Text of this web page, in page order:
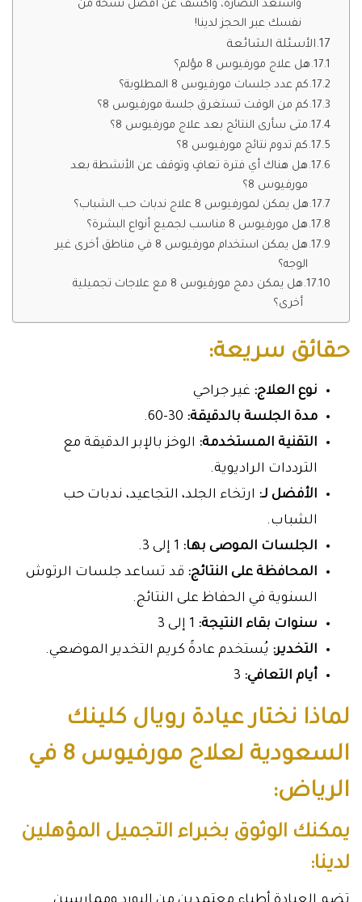
واستعد النضارة، واكشف عن أفضل نسخة من
نفسك عبر الحجز لدينا!
الأسئلة الشائعة
هل علاج مورفيوس 8 مؤلم؟
كم عدد جلسات مورفيوس 8 المطلوبة؟
كم من الوقت تستغرق جلسة مورفيوس 8؟
متى سأرى النتائج بعد علاج مورفيوس 8؟
كم تدوم نتائج مورفيوس 8؟
هل هناك أي فترة تعافٍ وتوقف عن الأنشطة بعد
مورفيوس 8؟
هل يمكن لمورفيوس 8 علاج ندبات حب الشباب؟
هل مورفيوس 8 مناسب لجميع أنواع البشرة؟
هل يمكن استخدام مورفيوس 8 في مناطق أخرى غير
الوجه؟
هل يمكن دمج مورفيوس 8 مع علاجات تجميلية
أخرى؟
حقائق سريعة:
نوع العلاج: غير جراحي
مدة الجلسة بالدقيقة:
التقنية المستخدمة: الوخز بالإبر الدقيقة مع
الترددات الراديوية.
الأفضل لـ: ارتخاء الجلد، التجاعيد، ندبات حب
الشباب.
الجلسات الموصى بها:
المحافظة على النتائج: قد تساعد جلسات الرتوش
السنوية في الحفاظ على النتائج.
سنوات بقاء النتيجة:
التخدير: يُستخدم عادةً كريم التخدير الموضعي.
أيام التعافي:
لماذا نختار عيادة رويال كلينك
السعودية لعلاج مورفيوس 8 في
الرياض:
يمكنك الوثوق بخبراء التجميل المؤهلين
لدينا: